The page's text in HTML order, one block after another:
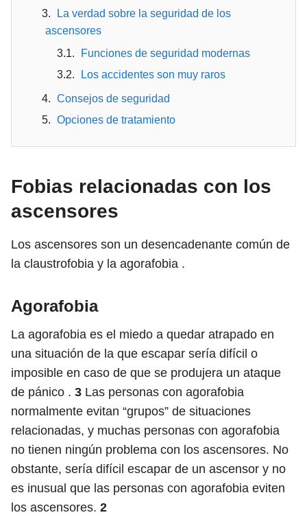
La verdad sobre la seguridad de los
ascensores
Funciones de seguridad modernas
Los accidentes son muy raros
Consejos de seguridad
Opciones de tratamiento
Fobias relacionadas con los
ascensores
Los ascensores son un desencadenante común de
la claustrofobia y la agorafobia .
Agorafobia
La agorafobia es el miedo a quedar atrapado en
una situación de la que escapar sería difícil o
imposible en caso de que se produjera un ataque
de pánico . 3 Las personas con agorafobia
normalmente evitan “grupos” de situaciones
relacionadas, y muchas personas con agorafobia
no tienen ningún problema con los ascensores. No
obstante, sería difícil escapar de un ascensor y no
es inusual que las personas con agorafobia eviten
los ascensores. 2